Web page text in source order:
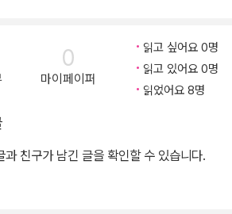
바람을 뚫고 진흙 길을 걷기도 하고, 길에서
에서 웅크린 채 잠자는 날들이 늘어만 갑니
는 결국 병으로 세상을 떠나고 맙니다. “피
." 시간이 흘러 피터는 더 이
갈 수 없다는 걸 알게 됩니다. 피터는 마을
무 아래 책을 묻습니다. 세월이 흘러 오랫동
0
마이페이퍼
읽고 싶어요 0명
읽고 있어요 0명
읽었어요 8명
친구가 남긴 글을 확인할 수 있습니다.